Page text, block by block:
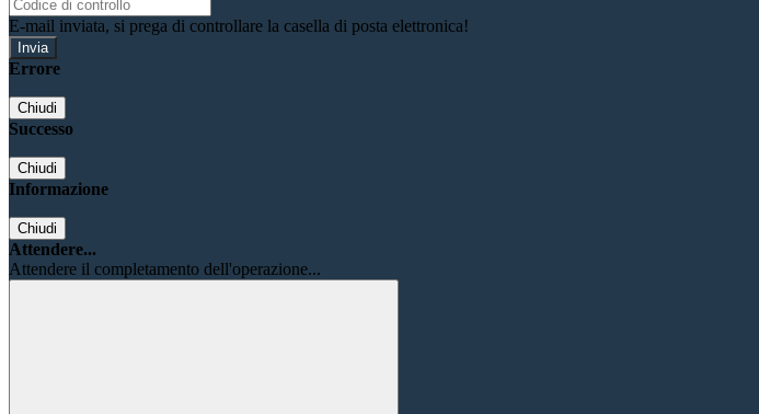
E-mail inviata, si prega di controllare la casella di posta elettronica!
Errore
Chiudi
Successo
Chiudi
Informazione
Chiudi
Attendere...
Attendere il completamento dell'operazione...